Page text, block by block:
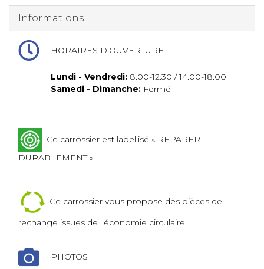
Informations
HORAIRES D'OUVERTURE
Lundi - Vendredi: 8:00-12:30 / 14:00-18:00
Samedi - Dimanche: Fermé
Ce carrossier est labellisé « REPARER
DURABLEMENT »
Ce carrossier vous propose des pièces de
rechange issues de l'économie circulaire.
PHOTOS